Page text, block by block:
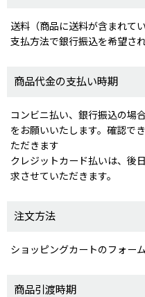
送料（商品に送料が含まれて
支払方法で銀行振込を希望さ
商品代金の支払い時期
コンビニ払い、銀行振込の場
をお願いいたします。確認で
ただきます
クレジットカード払いは、後
求させていただきます。
注文方法
ショッピングカートのフォー
商品引渡時期